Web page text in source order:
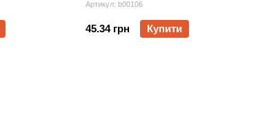
Артикул: b00106
45.34 грн Купити